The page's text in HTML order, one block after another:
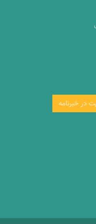
در خبرنامه